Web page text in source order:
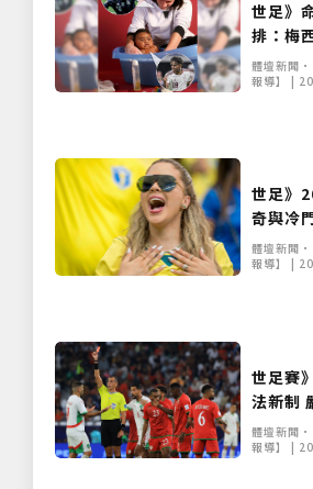
世足》
排：梅
澡」嬰
與亞馬
體壇新聞•
報導】 |
世足》
奇與冷
巴西止
體壇新聞•
報導】 |
世足賽
法新制
與延誤
體壇新聞•
報導】 |